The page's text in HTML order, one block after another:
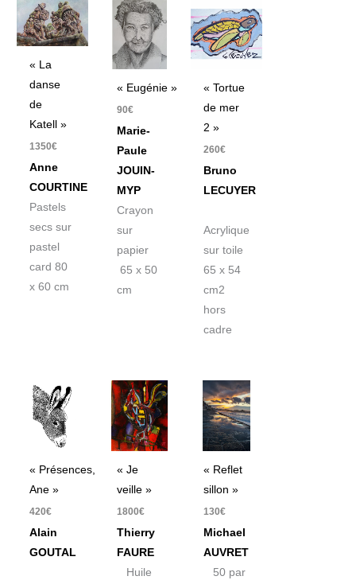
« La
danse
de
Katell »
1350€
Anne
COURTINE
Pastels
secs sur
pastel
card 80
x 60 cm
« Eugénie »
90€
Marie-
Paule
JOUIN-
MYP
Crayon
sur
papier
65 x 50
cm
« Tortue
de mer
2 »
260€
Bruno
LECUYER
Acrylique
sur toile
65 x 54
cm2
hors
cadre
« Présences,
Ane »
420€
Alain
GOUTAL
« Je
veille »
1800€
Thierry
FAURE
Huile
« Reflet
sillon »
130€
Michael
AUVRET
50 par